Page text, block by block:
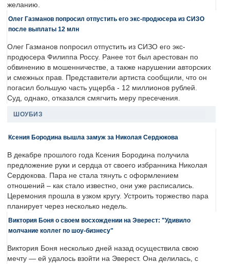
желанию.
Олег Газманов попросил отпустить его экс-продюсера из СИЗО
после выплаты 12 млн
Олег Газманов попросил отпустить из СИЗО его экс-
продюсера Филиппа Россу. Ранее тот был арестован по
обвинению в мошенничестве, а также нарушении авторских
и смежных прав. Представители артиста сообщили, что он
погасил большую часть ущерба - 12 миллионов рублей.
Суд, однако, отказался смягчить меру пресечения.
ШОУБИЗ
Ксения Бородина вышла замуж за Николая Сердюкова
В декабре прошлого года Ксения Бородина получила
предложение руки и сердца от своего избранника Николая
Сердюкова. Пара не стала тянуть с оформлением
отношений – как стало известно, они уже расписались.
Церемония прошла в узком кругу. Устроить торжество пара
планирует через несколько недель.
Виктория Боня о своем восхождении на Эверест: "Удивило
молчание коллег по шоу-бизнесу"
Виктория Боня несколько дней назад осуществила свою
мечту — ей удалось взойти на Эверест. Она делилась, с